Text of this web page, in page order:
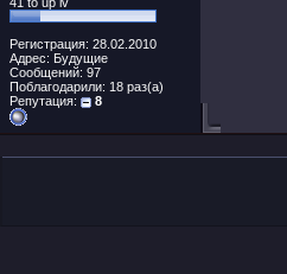
Регистрация: 28.02.2010
Адрес: Будущие
Сообщений: 97
Поблагодарили: 18 раз(а)
Репутация:
8